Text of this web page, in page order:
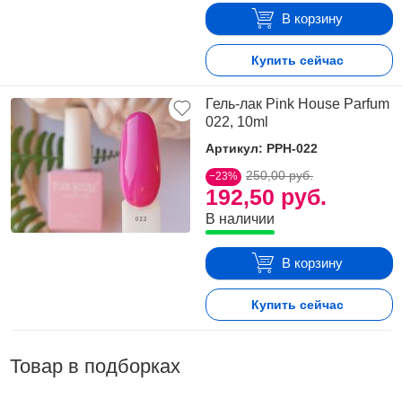
В корзину
Купить сейчас
Гель-лак Pink House Parfum
022, 10ml
Артикул: PPH-022
−23%
192,50 руб.
250,00 руб.
В наличии
В корзину
Купить сейчас
Товар в подборках